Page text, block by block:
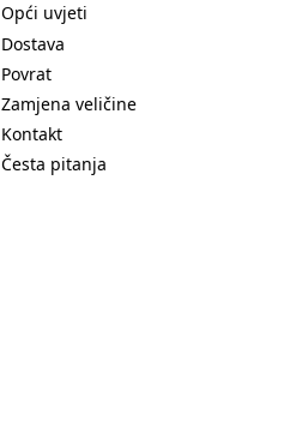
Opći uvjeti
Dostava
Povrat
Zamjena veličine
Kontakt
Česta pitanja